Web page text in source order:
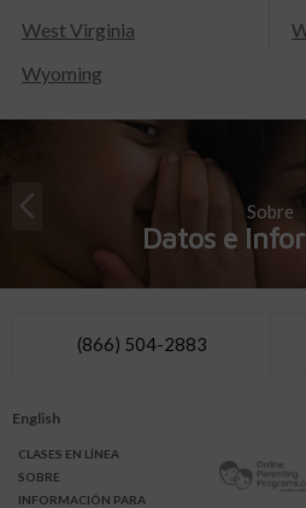
West Virginia
Wyoming
Sobre
Datos e
(866) 504-2883
English
CLASES EN LÍNEA
SOBRE
INFORMACIÓN PARA